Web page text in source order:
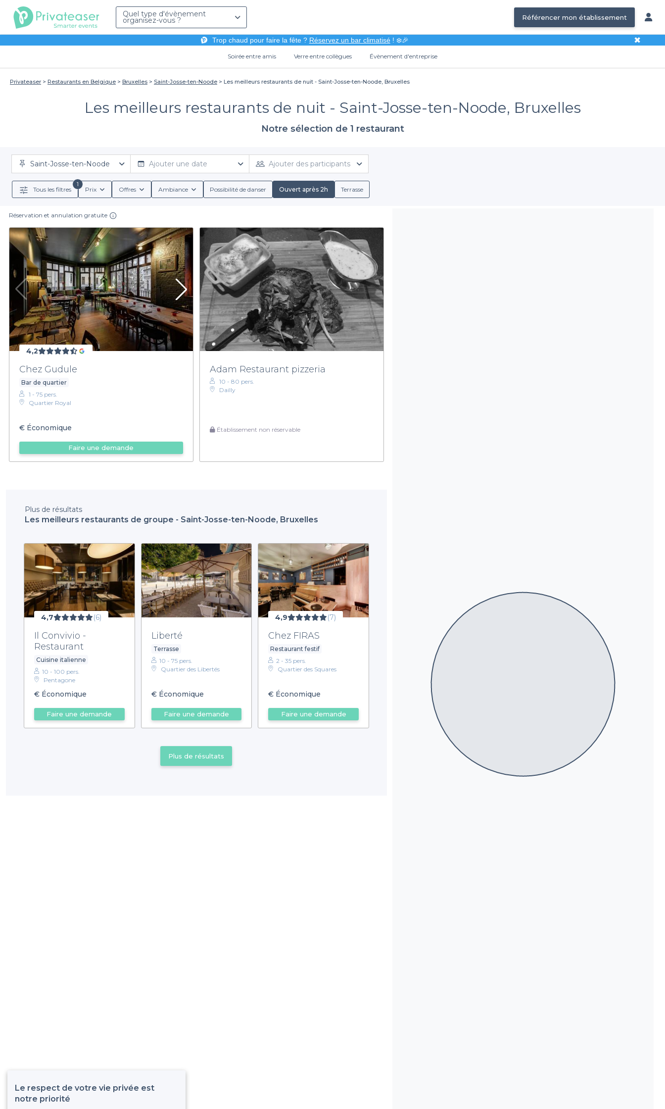
Quel type d'évènement
organisez-vous ? Référencer mon établissement
Trop chaud pour faire la fête ? Réservez un bar climatisé! ❄️🎉 ✖
Soirée entre amis Verre entre collègues Évènement d'entreprise
Privateaser Restaurants en Belgique Bruxelles Saint-Josse-ten-Noode Les meilleurs restaurants de nuit - Saint-Josse-ten-Noode, Bruxelles
Les meilleurs restaurants de nuit - Saint-Josse-ten-Noode, Bruxelles
Notre sélection de 1 restaurant
Saint-Josse-ten-Noode Ajouter une date Ajouter des participants
Tous les filtres
1
Prix Offres Ambiance Possibilité de danser Ouvert après 2h Terrasse
Réservation et annulation gratuite
4,2
Chez Gudule
Bar de quartier
1 - 75 pers.
Quartier Royal
€ Économique
Faire une demande
Adam Restaurant pizzeria
10 - 80 pers.
Dailly
Établissement non réservable
Plus de résultats
Les meilleurs restaurants de groupe - Saint-Josse-ten-Noode, Bruxelles
4,7 (6)
Il Convivio -
Restaurant
Cuisine italienne
10 - 100 pers.
Pentagone
€ Économique
Faire une demande
Liberté
Terrasse
10 - 75 pers.
Quartier des Libertés
€Économique
Faire une demande
4,9 (7)
Chez FIRAS
Restaurant festif
2 - 35 pers.
Quartier des Squares
€ Économique
Faire une demande
Plus de résultats
Le respect de votre vie privée est
notre priorité